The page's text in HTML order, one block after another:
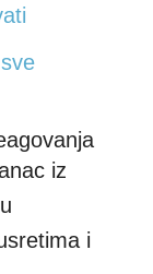
iz
i